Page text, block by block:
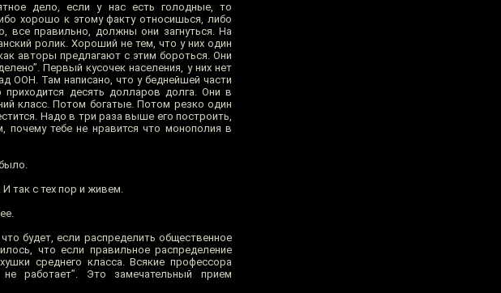
дело, если у нас есть голодные, то
хорошо к этому факту относишься, либо
все правильно, должны они загнуться. На
ролик. Хороший не тем, что у них один
авторы предлагают с этим бороться. Они
Первый кусочек населения, у них нет
ООН. Там написано, что у беднейшей части
десять долларов долга. Они в
класс. Потом богатые. Потом резко один
Надо в три раза выше его построить,
почему тебе не нравится что монополия в
так с тех пор и живем.
будет, если распределить общественное
что если правильное распределение
среднего класса. Всякие профессора
работает”. Это замечательный прием